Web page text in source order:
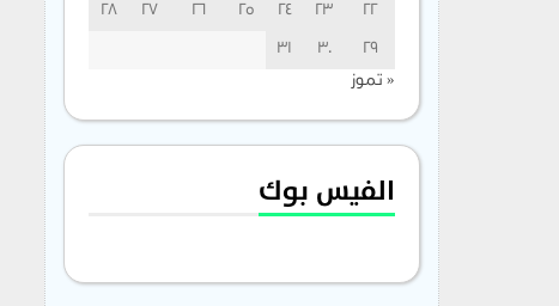
22
23
24
25
26
27
28
29
30
31
« تموز
الفيس بوك